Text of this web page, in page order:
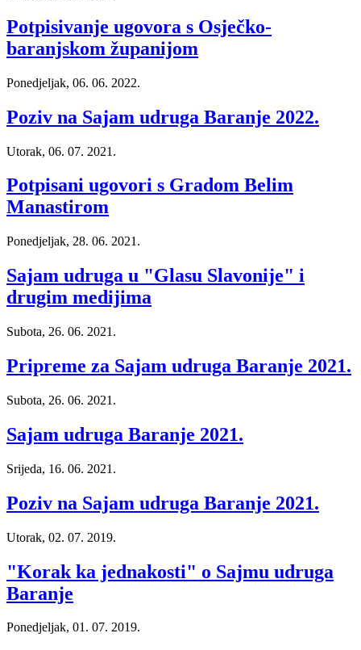
Potpisivanje ugovora s Osječko-
baranjskom županijom
Ponedjeljak, 06. 06. 2022.
Poziv na Sajam udruga Baranje 2022.
Utorak, 06. 07. 2021.
Potpisani ugovori s Gradom Belim
Manastirom
Ponedjeljak, 28. 06. 2021.
Sajam udruga u "Glasu Slavonije" i
drugim medijima
Subota, 26. 06. 2021.
Pripreme za Sajam udruga Baranje 2021.
Subota, 26. 06. 2021.
Sajam udruga Baranje 2021.
Srijeda, 16. 06. 2021.
Poziv na Sajam udruga Baranje 2021.
Utorak, 02. 07. 2019.
"Korak ka jednakosti" o Sajmu udruga
Baranje
Ponedjeljak, 01. 07. 2019.